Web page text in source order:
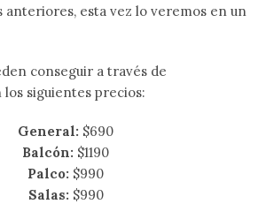
anteriores, esta vez lo veremos en un
conseguir a través de
los siguientes precios:
General: $690
Balcón: $1190
Palco: $990
Salas: $990